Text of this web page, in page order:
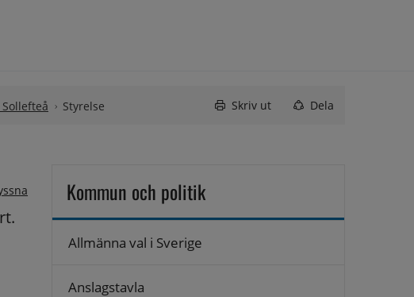
Styrelse Skriv ut Dela
Kommun och politik
Allmänna val i Sverige
Anslagstavla